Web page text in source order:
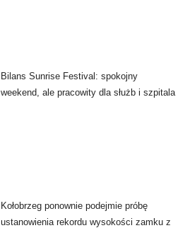
Bilans Sunrise Festival: spokojny
weekend, ale pracowity dla służb i szpitala
Kołobrzeg ponownie podejmie próbę
ustanowienia rekordu wysokości zamku z